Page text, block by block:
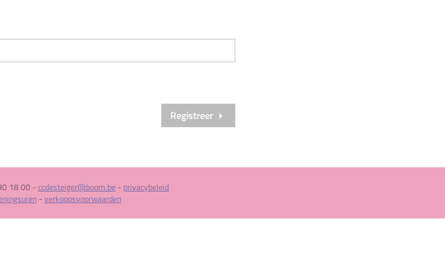
Registreer
18 00 -ccdesteiger@boom.be - privacybeleid
-verkoopsvoorwaarden